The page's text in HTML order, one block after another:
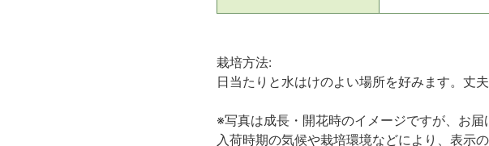
栽培方法:
日当たりと水はけのよい場所を好みます。丈
※写真は成長・開花時のイメージですが、お届
入荷時期の気候や栽培環境などにより、表示